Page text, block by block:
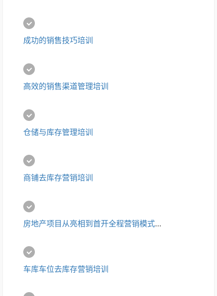
成功的销售技巧培训
高效的销售渠道管理培训
仓储与库存管理培训
商铺去库存营销培训
房地产项目从亮相到首开全程营销模式与滞销产品去库存培训
车库车位去库存营销培训